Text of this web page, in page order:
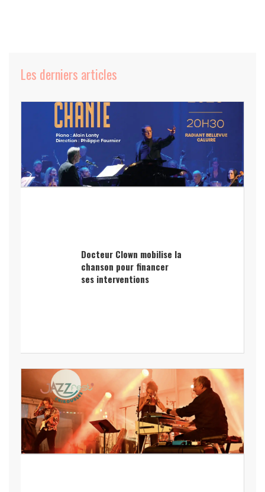
Les derniers articles
Docteur Clown mobilise la
chanson pour financer
ses interventions